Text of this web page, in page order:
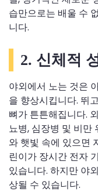
습만으로는 배울 수
니다.
2. 신체적
야외에서 노는 것은
을 향상시킵니다. 뛰
뼈가 튼튼해집니다.
뇨병, 심장병 및 비만
와 햇빛 속에 있으면
린이가 장시간 전자
있습니다. 하지만 야
상될 수 있습니다.